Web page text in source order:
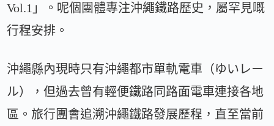
Vol.1」。呢個團體專注沖繩鐵路歷史，屬罕見嘅
行程安排。
沖繩縣內現時只有沖繩都市單軌電車（ゆいレー
ル），但過去曾有輕便鐵路同路面電車連接各地
區。旅行團會追溯沖繩鐵路發展歷程，直至當前